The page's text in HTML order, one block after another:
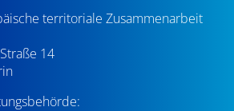
territoriale Zusammenarbeit
14